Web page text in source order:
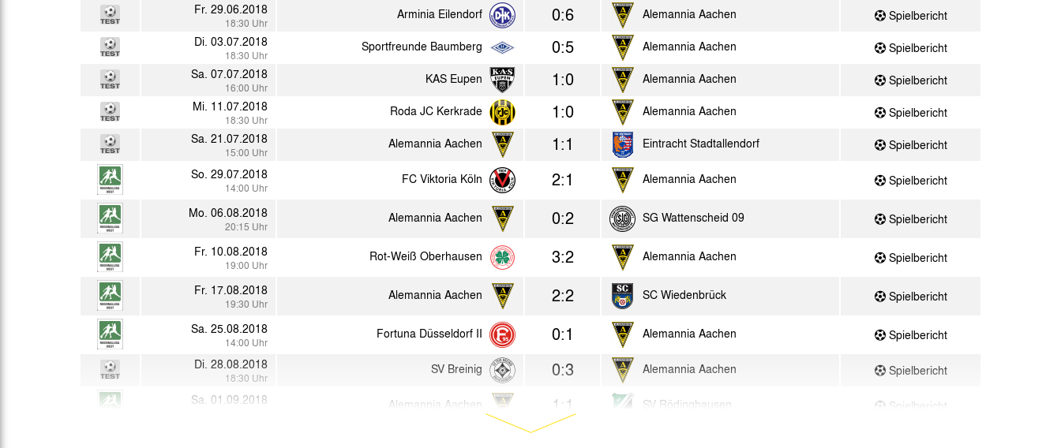
Fr. 29.06.2018
18:30 Uhr
Arminia Eilendorf 0:6 Alemannia Aachen
Spielbericht
Di. 03.07.2018
18:30 Uhr
Sportfreunde Baumberg 0:5 Alemannia Aachen
Spielbericht
Sa. 07.07.2018
16:00 Uhr
KAS Eupen 1:0 Alemannia Aachen
Spielbericht
Mi. 11.07.2018
18:30 Uhr
Roda JC Kerkrade 1:0 Alemannia Aachen
Spielbericht
Sa. 21.07.2018
15:00 Uhr
Alemannia Aachen 1:1 Eintracht Stadtallendorf
Spielbericht
So. 29.07.2018
14:00 Uhr
FC Viktoria Köln 2:1 Alemannia Aachen Spielbericht
Mo. 06.08.2018
20:15 Uhr
Alemannia Aachen 0:2 SG Wattenscheid 09 Spielbericht
Fr. 10.08.2018
19:00 Uhr
Rot-Weiß Oberhausen 3:2 Alemannia Aachen Spielbericht
Fr. 17.08.2018
19:30 Uhr
Alemannia Aachen 2:2 SC Wiedenbrück Spielbericht
Sa. 25.08.2018
14:00 Uhr
Fortuna Düsseldorf II 0:1 Alemannia Aachen
Spielbericht
Di. 28.08.2018
18:30 Uhr
SV Breinig 0:3 Alemannia Aachen
Spielbericht
Sa. 01.09.2018
Alemannia Aachen 1:1 SV Rödinghausen Spielbericht